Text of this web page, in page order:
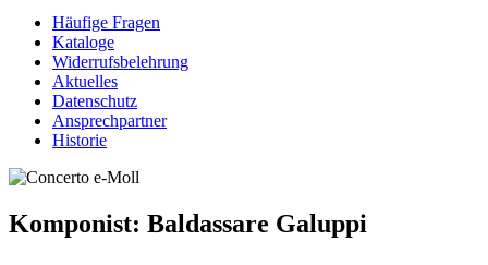
Häufige Fragen
Kataloge
Widerrufsbelehrung
Aktuelles
Datenschutz
Ansprechpartner
Historie
Komponist: Baldassare Galuppi